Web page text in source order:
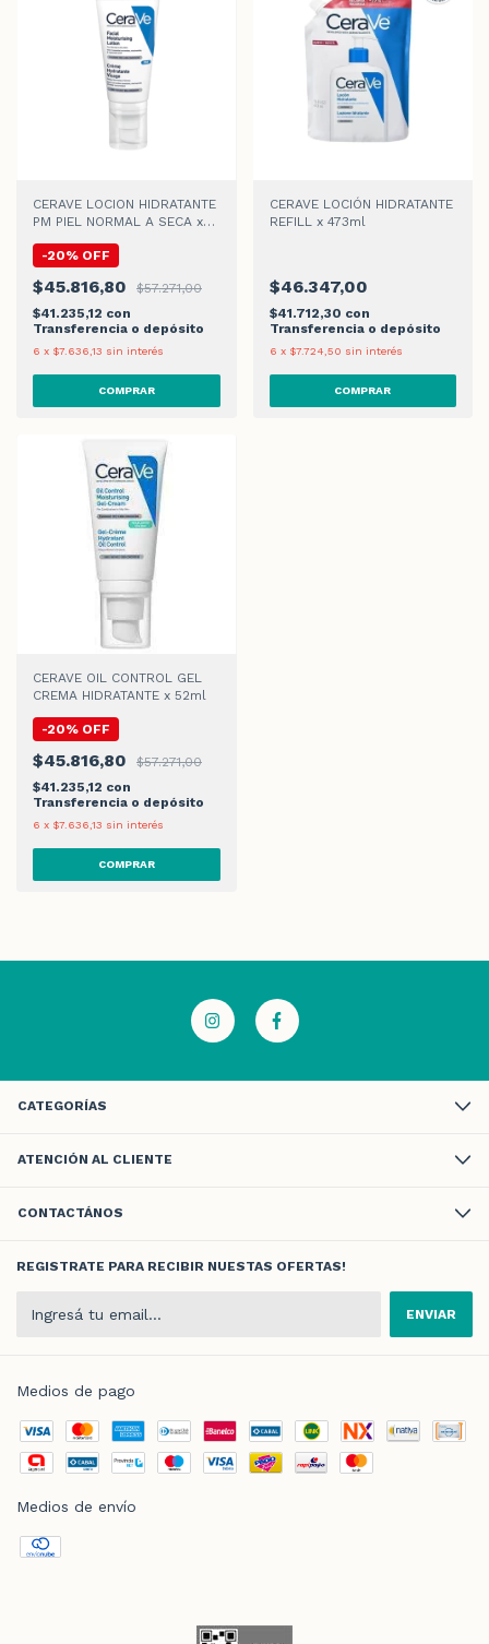
CERAVE LOCION HIDRATANTE
PM PIEL NORMAL A SECA x
-20% OFF
$45.816,80
$57.271,00
$41.235,12 con
Transferencia o depósito
6 x $7.636,13 sin interés
CERAVE LOCIÓN HIDRATANTE
REFILL x 473ml
$46.347,00
$41.712,30 con
Transferencia o depósito
6 x $7.724,50 sin interés
CERAVE OIL CONTROL GEL
CREMA HIDRATANTE x 52ml
-20% OFF
$45.816,80
$57.271,00
$41.235,12 con
Transferencia o depósito
6 x $7.636,13 sin interés
CATEGORÍAS
ATENCIÓN AL CLIENTE
CONTACTÁNOS
REGISTRATE PARA RECIBIR NUESTAS OFERTAS!
Medios de pago
Medios de envío